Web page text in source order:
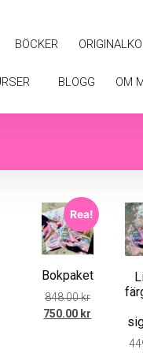
BÖCKER
BLOGG OM
Rea!
Bokpaket
848.00kr
750.00 kr